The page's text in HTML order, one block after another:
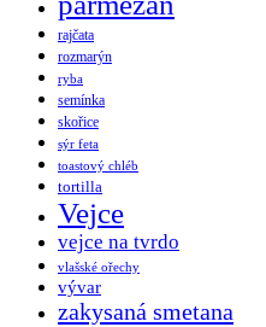
rajčata
rozmarýn
ryba
semínka
skořice
sýr feta
toastový chléb
tortilla
Vejce
vejce na tvrdo
vlašské ořechy
vývar
zakysaná smetana